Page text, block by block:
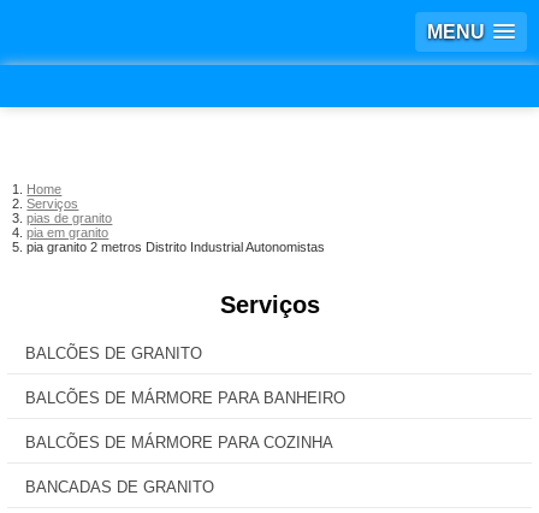
MENU
Home
Serviços
pias de granito
pia em granito
pia granito 2 metros Distrito Industrial Autonomistas
Serviços
BALCÕES DE GRANITO
BALCÕES DE MÁRMORE PARA BANHEIRO
BALCÕES DE MÁRMORE PARA COZINHA
BANCADAS DE GRANITO